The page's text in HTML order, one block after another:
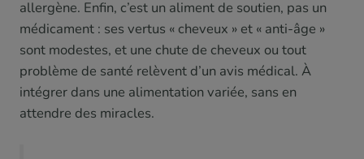
allergène. Enfin, c’est un aliment de soutien, pas un
médicament : ses vertus « cheveux » et « anti-âge »
sont modestes, et une chute de cheveux ou tout
problème de santé relèvent d’un avis médical. À
intégrer dans une alimentation variée, sans en
attendre des miracles.